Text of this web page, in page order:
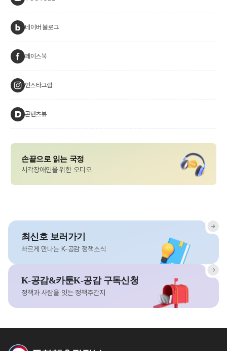
네이버 블로그
페이스북
인스타그램
콘텐츠뷰
손끝으로 읽는 국정
시각장애인을 위한 오디오
최신호 보러가기
빠르게 만나는 K-공감 정책소식
K-공감&카툰K-공감 구독신청
정책과 사람을 잇는 정책주간지